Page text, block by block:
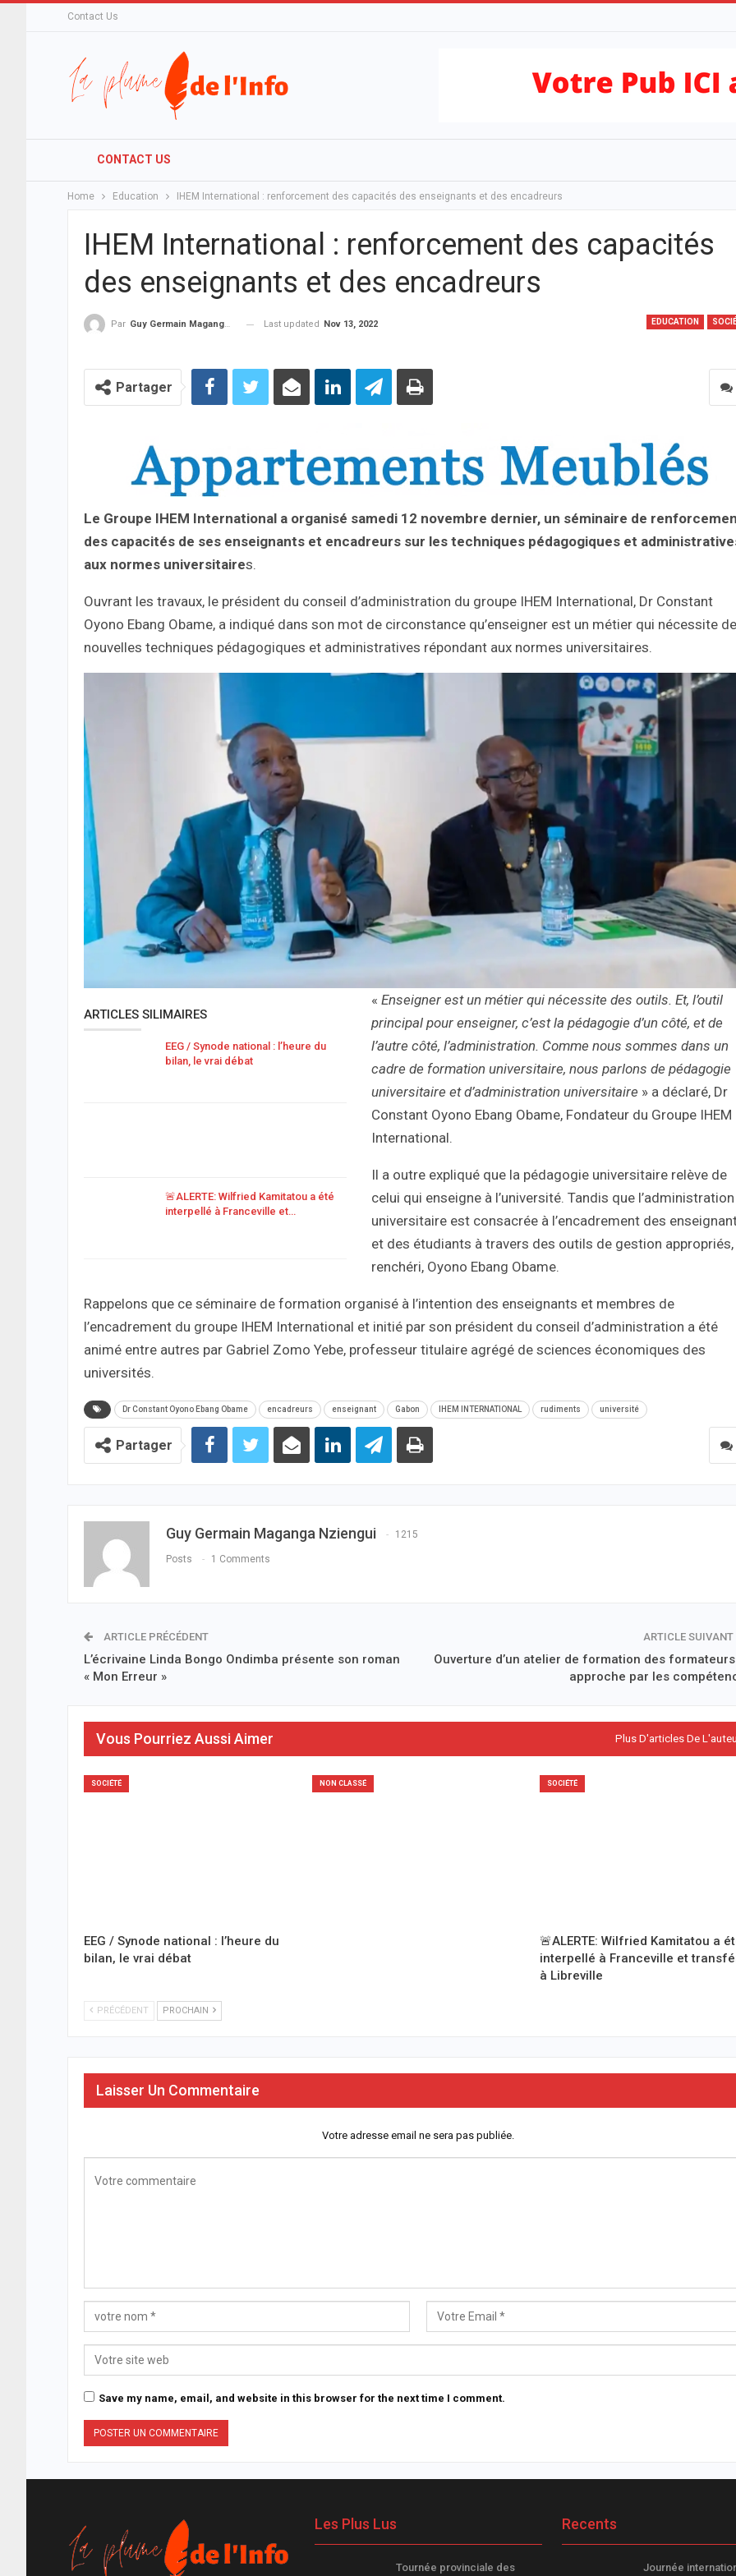
Contact Us
CONTACT US
Home Education IHEM International : renforcement des capacités des enseignants et des encadreurs
IHEM International : renforcement des capacités
des enseignants et des encadreurs
EDUCATION
Par Guy Germain Maganga Nziengui Last updated Nov 13, 2022
Partager
Le Groupe IHEM International a organisé samedi 12 novembre dernier, un séminaire de
des capacités de ses enseignants et encadreurs sur les techniques pédagogiques et
aux normes universitaires.
Ouvrant les travaux, le président du conseil d’administration du groupe IHEM International, Dr Constant
Oyono Ebang Obame, a indiqué dans son mot de circonstance qu’enseigner est un métier qui nécessite
nouvelles techniques pédagogiques et administratives répondant aux normes universitaires.
ARTICLES SILIMAIRES
EEG / Synode national : l’heure du
bilan, le vrai débat
🚨ALERTE: Wilfried Kamitatou a été
interpellé à Franceville et…
« Enseigner est un métier qui nécessite des outils. Et, l’outil
principal pour enseigner, c’est la pédagogie d’un côté, et de
l’autre côté, l’administration. Comme nous sommes dans un
cadre de formation universitaire, nous parlons de pédagogie
universitaire et d’administration universitaire » a déclaré, Dr
Constant Oyono Ebang Obame, Fondateur du Groupe IHEM
International.
Il a outre expliqué que la pédagogie universitaire relève de
celui qui enseigne à l’université. Tandis que l’administration
universitaire est consacrée à l’encadrement des
et des étudiants à travers des outils de gestion appropriés,
renchéri, Oyono Ebang Obame.
Rappelons que ce séminaire de formation organisé à l’intention des enseignants et membres de
l’encadrement du groupe IHEM International et initié par son président du conseil d’administration a été
animé entre autres par Gabriel Zomo Yebe, professeur titulaire agrégé de sciences économiques des
universités.
Dr Constant Oyono Ebang Obame encadreurs enseignant Gabon IHEM INTERNATIONAL rudiments université
Partager
Guy Germain Maganga Nziengui 1215
Posts 1 Comments
ARTICLE PRÉCÉDENT
L’écrivaine Linda Bongo Ondimba présente son roman
« Mon Erreur »
ARTICLE SUIVANT
Ouverture d’un atelier de formation des
approche par les
Vous Pourriez Aussi Aimer Plus D'articles De
SOCIÉTÉ
EEG / Synode national : l’heure du
bilan, le vrai débat
NON CLASSÉ SOCIÉTÉ
🚨ALERTE: Wilfried Kamitatou a
interpellé à Franceville et
à Libreville
PRÉCÉDENT PROCHAIN
Laisser Un Commentaire
Votre adresse email ne sera pas publiée.
Save my name, email, and website in this browser for the next time I comment.
Les Plus Lus
Tournée provinciale des
Recents
Journée